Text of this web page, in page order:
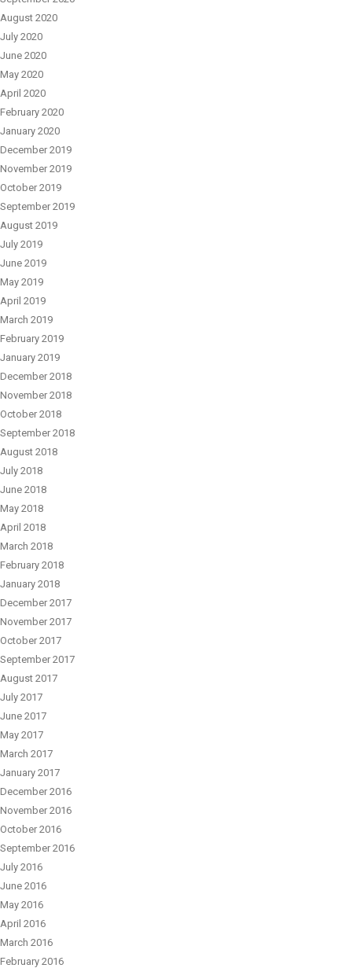
August 2020
July 2020
June 2020
May 2020
April 2020
February 2020
January 2020
December 2019
November 2019
October 2019
September 2019
August 2019
July 2019
June 2019
May 2019
April 2019
March 2019
February 2019
January 2019
December 2018
November 2018
October 2018
September 2018
August 2018
July 2018
June 2018
May 2018
April 2018
March 2018
February 2018
January 2018
December 2017
November 2017
October 2017
September 2017
August 2017
July 2017
June 2017
May 2017
March 2017
January 2017
December 2016
November 2016
October 2016
September 2016
July 2016
June 2016
May 2016
April 2016
March 2016
February 2016